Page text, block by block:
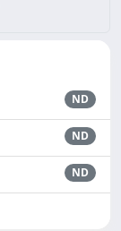
ND
ND
ND